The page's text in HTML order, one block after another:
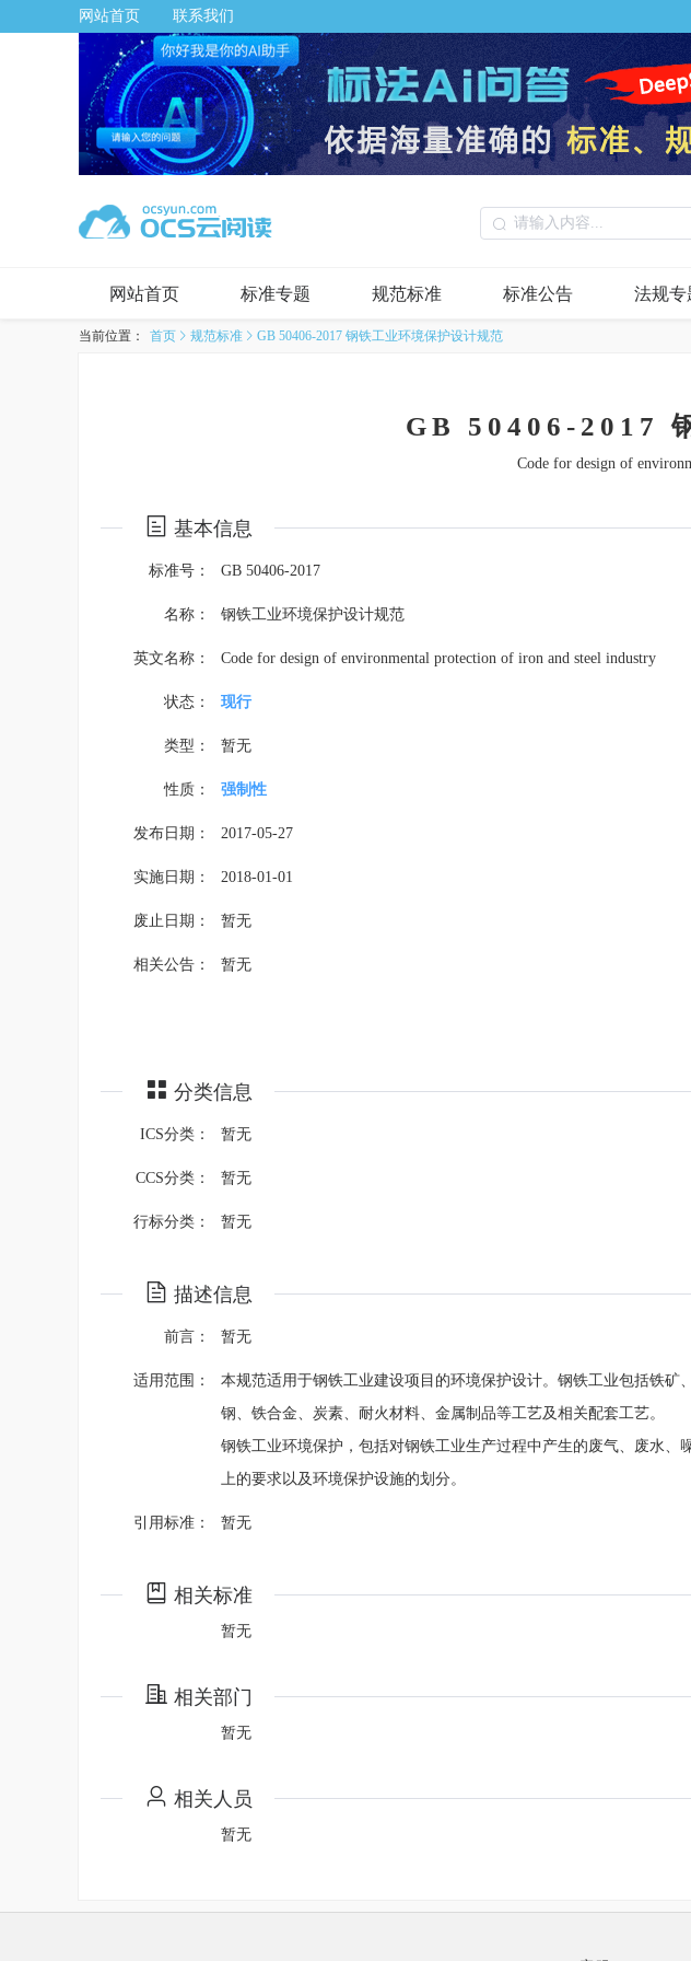
网站首页 联系我们
网站首页 标准专题 规范标准 标准公告 法规专
当前位置： 首页 规范标准 GB 50406-2017 钢铁工业环境保护设计规范
GB 50406-2017
Code for design of
基本信息
标准号： GB 50406-2017
名称： 钢铁工业环境保护设计规范
英文名称： Code for design of environmental protection of iron and steel industry
状态： 现行
类型： 暂无
性质： 强制性
发布日期： 2017-05-27
实施日期： 2018-01-01
废止日期： 暂无
相关公告： 暂无
分类信息
ICS分类： 暂无
CCS分类： 暂无
行标分类： 暂无
描述信息
前言： 暂无
适用范围：
本规范适用于钢铁工业建设项目的环境保护设计。钢铁工业包括铁
钢、铁合金、炭素、耐火材料、金属制品等工艺及相关配套工艺。
钢铁工业环境保护，包括对钢铁工业生产过程中产生的废气、废水
上的要求以及环境保护设施的划分。
引用标准： 暂无
相关标准
暂无
相关部门
暂无
相关人员
暂无